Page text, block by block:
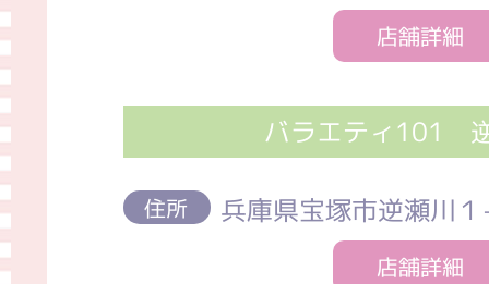
店舗詳細
バラエティ101
住所 兵庫県宝塚市逆瀬川
店舗詳細